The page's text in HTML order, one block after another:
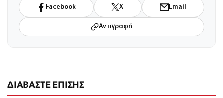
Facebook X Email
Αντιγραφή
ΔΙΑΒΑΣΤΕ ΕΠΙΣΗΣ